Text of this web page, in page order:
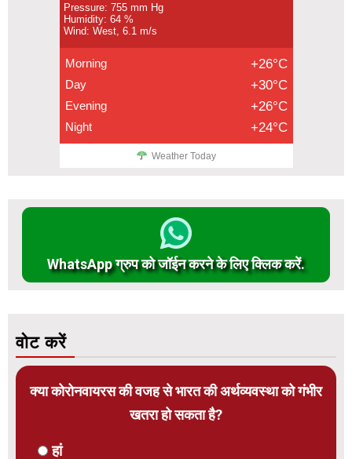
Pressure: 755 mm Hg
Humidity: 64 %
Wind: West, 6.1 m/s
Morning +26°C
Day +30°C
Evening +26°C
Night +24°C
Weather Today
WhatsApp ग्रुप को जॉईन करने के लिए क्लिक करें.
वोट करें
क्या कोरोनवायरस की वजह से भारत की अर्थव्यवस्था को गंभीर
खतरा हो सकता है?
हां